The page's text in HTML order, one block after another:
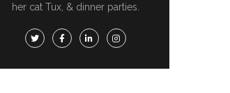
her cat Tux, & dinner parties.